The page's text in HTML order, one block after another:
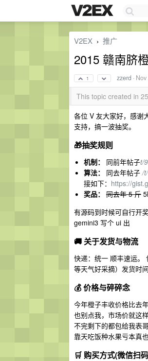
V2EX › 推广
2015 赣南脐
1 zzerd ·
This topic created in
各位 V 友大家好，感谢
支持，搞一波抽奖。
🎁抽奖规则
机制： 同前年帖子t/
算法：
同去年帖子/
接如下： https://
奖品：
同去年 5 斤
有源码到时候可自行开
gemini3 写个 ui 出
🚚 关于发货与物流
快递：统一 顺丰速运。
等天气好采摘）发货时
💰 价格与碎碎念
今年橙子丰收价格比去
也别点我，市场价就这
不完剩下的都包给我表
靠天吃饭种水果亏本真也
🛒 购买方式(微信扫